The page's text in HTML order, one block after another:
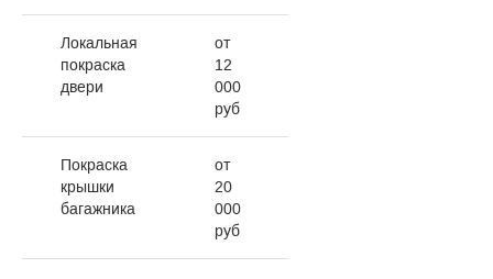
Локальная
покраска
двери
от
12
000
руб
Покраска
крышки
багажника
от
20
000
руб